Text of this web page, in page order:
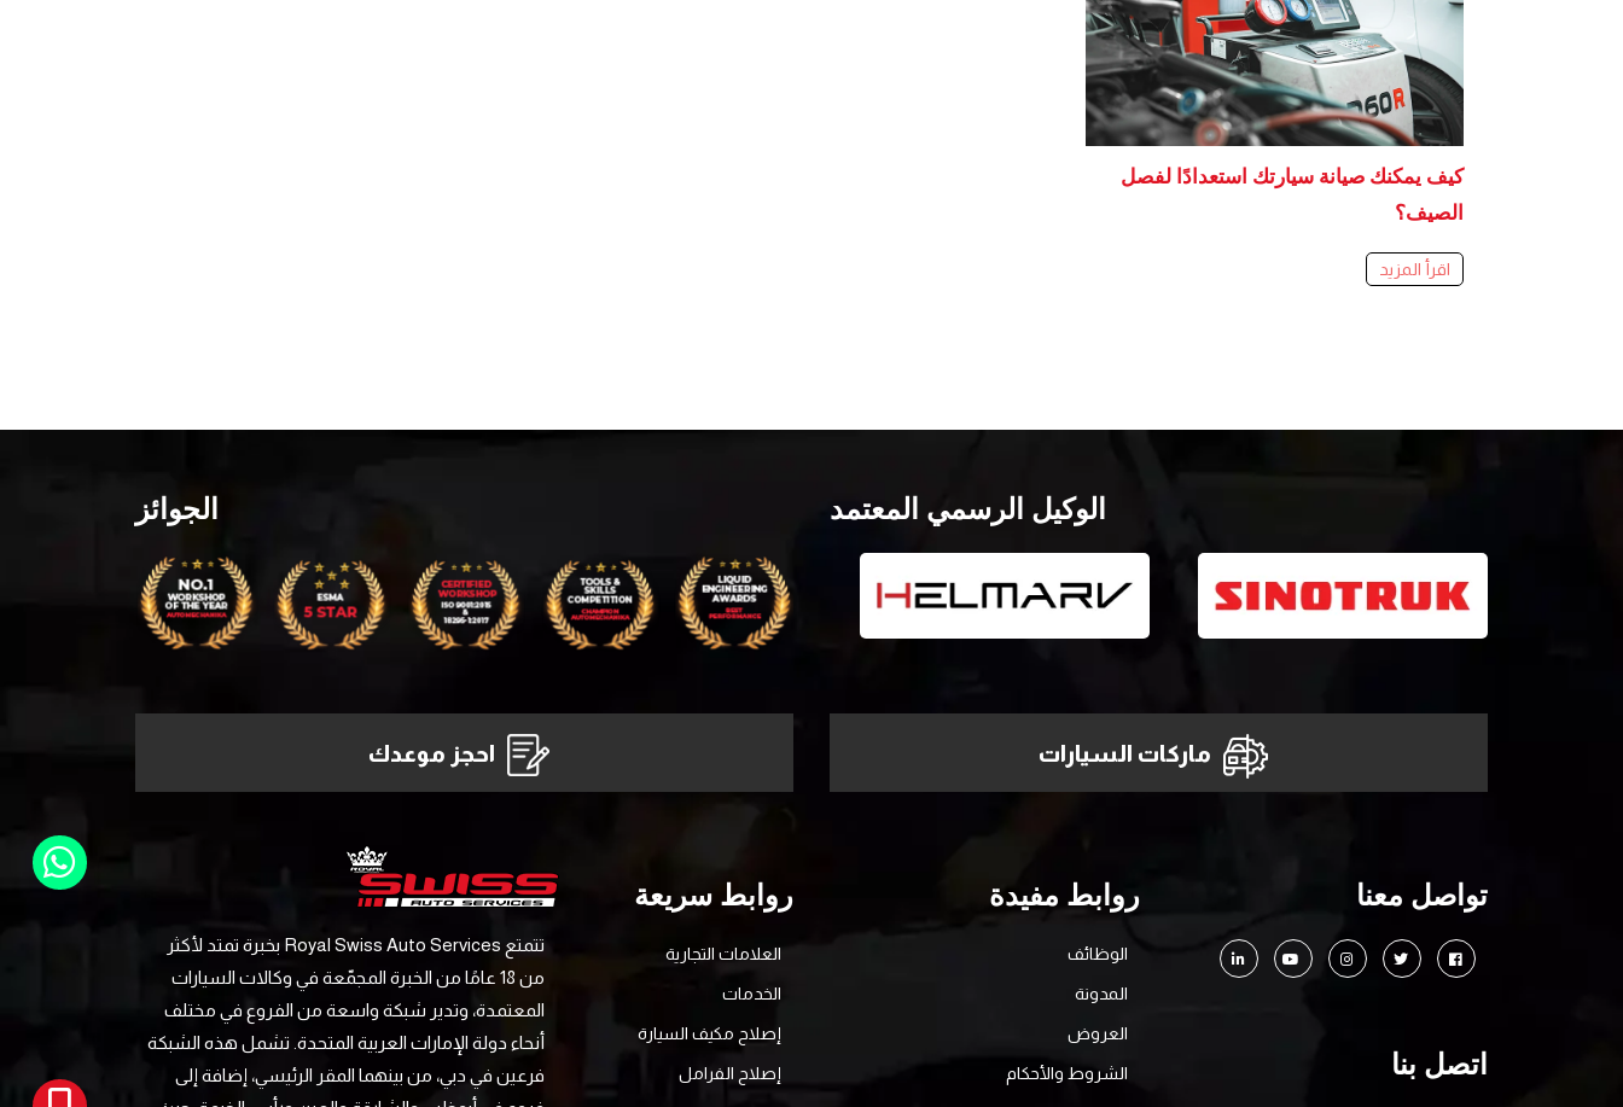
كيف يمكنك صيانة سيارتك استعدادًا لفصل
الصيف؟
اقرأ المزيد
الجوائز الوكيل الرسمي المعتمد
احجز موعدك ماركات السيارات
تتمتع Royal Swiss Auto Services بخبرة تمتد لأكثر
من 18 عامًا من الخبرة المجمّعة في وكالات السيارات
المعتمدة، وتدير شبكة واسعة من الفروع في مختلف
أنحاء دولة الإمارات العربية المتحدة. تشمل هذه الشبكة
فرعين في دبي، من بينهما المقر الرئيسي، إضافة إلى
روابط سريعة
العلامات التجارية
الخدمات
إصلاح مكيف السيارة
إصلاح الفرامل
روابط مفيدة
الوظائف
المدونة
العروض
الشروط والأحكام
تواصل معنا
اتصل بنا